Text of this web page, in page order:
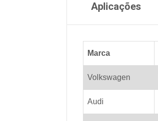
Aplicações
Marca
Volkswagen
Audi